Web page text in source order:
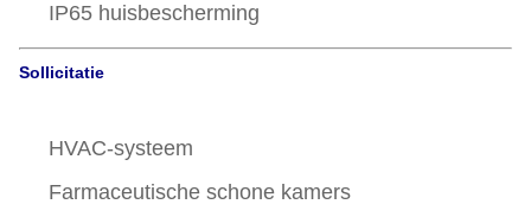
IP65 huisbescherming
Sollicitatie
HVAC-systeem
Farmaceutische schone kamers